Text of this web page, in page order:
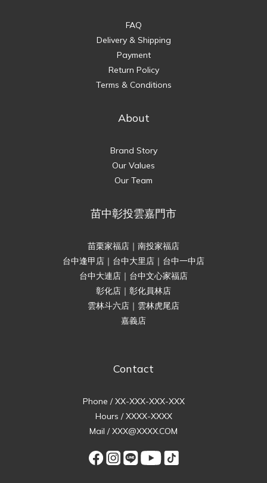
FAQ
Delivery & Shipping
Payment
Return Policy
Terms & Conditions
About
Brand Story
Our Values
Our Team
苗中彰投雲嘉門市
苗栗家福店｜南投家福店
台中逢甲店｜台中大里店｜台中一中店
台中大連店｜台中文心家福店
彰化店｜彰化員林店
雲林斗六店｜雲林虎尾店
嘉義店
Contact
Phone / XX-XXX-XXX-XXX
Hours / XXXX-XXXX
Mail / XXX@XXXX.COM